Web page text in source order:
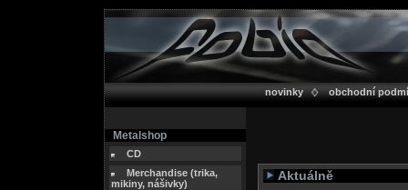
novinky obchodní
Metalshop
CD
Merchandise (trika,
mikiny, nášivky)
Aktuálně